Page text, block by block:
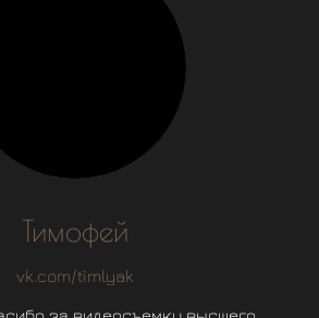
Тимофей
vk.com/timlyak